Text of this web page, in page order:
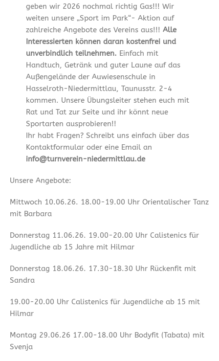
geben wir 2026 nochmal richtig Gas!!! Wir
weiten unsere „Sport im Park“- Aktion auf
zahlreiche Angebote des Vereins aus!!! Alle
Interessierten können daran kostenfrei und
unverbindlich teilnehmen. Einfach mit
Handtuch, Getränk und guter Laune auf das
Außengelände der Auwiesenschule in
Hasselroth-Niedermittlau, Taunusstr. 2-4
kommen. Unsere Übungsleiter stehen euch mit
Rat und Tat zur Seite und ihr könnt neue
Sportarten ausprobieren!!
Ihr habt Fragen? Schreibt uns einfach über das
Kontaktformular oder eine Email an
info@turnverein-niedermittlau.de
Unsere Angebote:
Mittwoch 10.06.26. 18.00-19.00 Uhr Orientalischer Tanz
mit Barbara
Donnerstag 11.06.26. 19.00-20.00 Uhr Calistenics für
Jugendliche ab 15 Jahre mit Hilmar
Donnerstag 18.06.26. 17.30-18.30 Uhr Rückenfit mit
Sandra
19.00-20.00 Uhr Calistenics für Jugendliche ab 15 mit
Hilmar
Montag 29.06.26 17.00-18.00 Uhr Bodyfit (Tabata) mit
Svenja